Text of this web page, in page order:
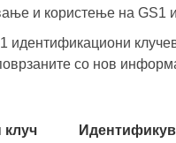
и користење на GS1
со нов
клуч